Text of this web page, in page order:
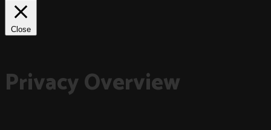
Close
Privacy Overview